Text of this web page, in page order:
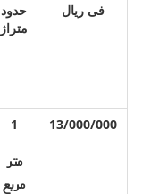
فی ریال
حدود
متراژ
13/000/000
1
متر
مربع